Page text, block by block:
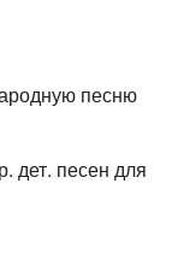
песню
дет. песен для